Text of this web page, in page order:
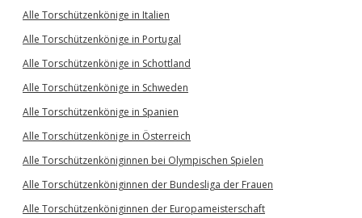
Alle Torschützenkönige in Italien
Alle Torschützenkönige in Portugal
Alle Torschützenkönige in Schottland
Alle Torschützenkönige in Schweden
Alle Torschützenkönige in Spanien
Alle Torschützenkönige in Österreich
Alle Torschützenköniginnen bei Olympischen Spielen
Alle Torschützenköniginnen der Bundesliga der Frauen
Alle Torschützenköniginnen der Europameisterschaft